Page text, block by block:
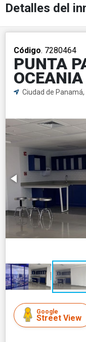
Detalles del
Código. 7280464
PUNTA
Ciudad de
Google
Street View